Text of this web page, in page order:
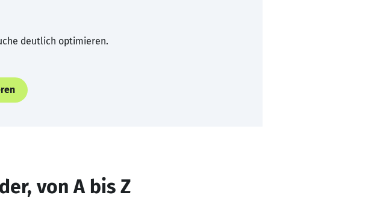
deutlich optimieren.
von A bis Z